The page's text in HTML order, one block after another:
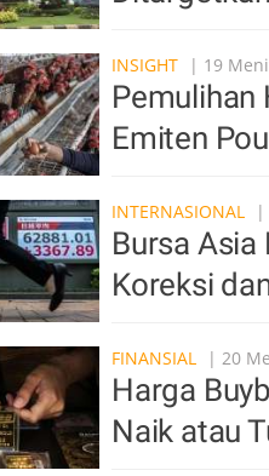
INSIGHT | 19
Pemulihan
Emiten
INTERNASIONAL |
Bursa
Koreksi
FINANSIAL | 20
Harga
Naik atau